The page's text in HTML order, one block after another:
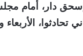
إسحق دار، أمام
تحادثوا،